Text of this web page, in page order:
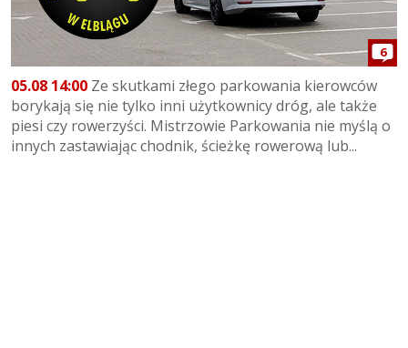
6
05.08 14:00 Ze skutkami złego parkowania kierowców
borykają się nie tylko inni użytkownicy dróg, ale także
piesi czy rowerzyści. Mistrzowie Parkowania nie myślą o
innych zastawiając chodnik, ścieżkę rowerową lub...